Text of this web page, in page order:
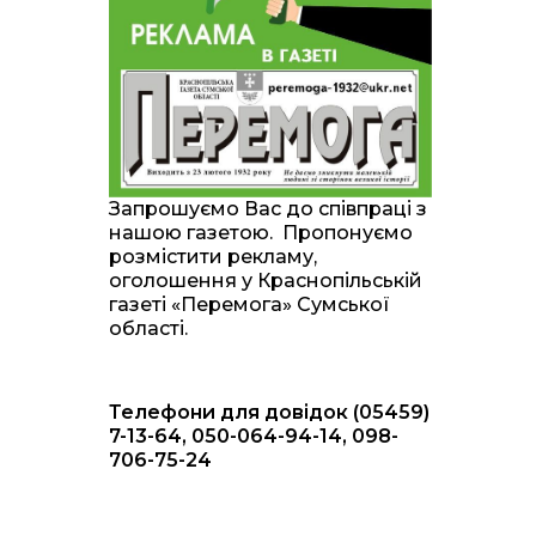
20:00
28 лип
Житлові сертифікати,
підготовка до зими та
підтримка ВПО: підсумки
засідання виконкому
Краснопільської
селищної ради
10:36
28 лип
Валентина Масалітіна:
«Нас тримає віра в
Перемогу і повернення
додому»
10:31
28 лип
Знову біль… Знову
втрата… На щиті
16:57
24 лип
Обмежено придатний,
але безмежно
вмотивований: Як
колишній лісівник став
Запрошуємо Вас до співпраці з
нашою газетою. Пропонуємо
розмістити рекламу,
оголошення у Краснопільській
газеті «Перемога» Сумської
області.
Телефони для довідок (05459)
7-13-64, 050-064-94-14, 098-
706-75-24